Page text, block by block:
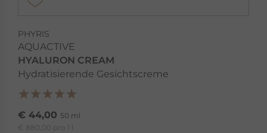
PHYRIS
AQUACTIVE
HYALURON CREAM
Hydratisierende Gesichtscreme
€ 44,00 50 ml
€ 880,00 pro 1 l